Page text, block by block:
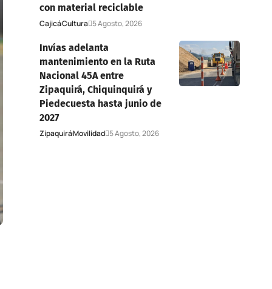
con material reciclable
CajicáCultura 5 Agosto, 2026
Invías adelanta
mantenimiento en la Ruta
Nacional 45A entre
Zipaquirá, Chiquinquirá y
Piedecuesta hasta junio de
2027
ZipaquiráMovilidad 5 Agosto, 2026